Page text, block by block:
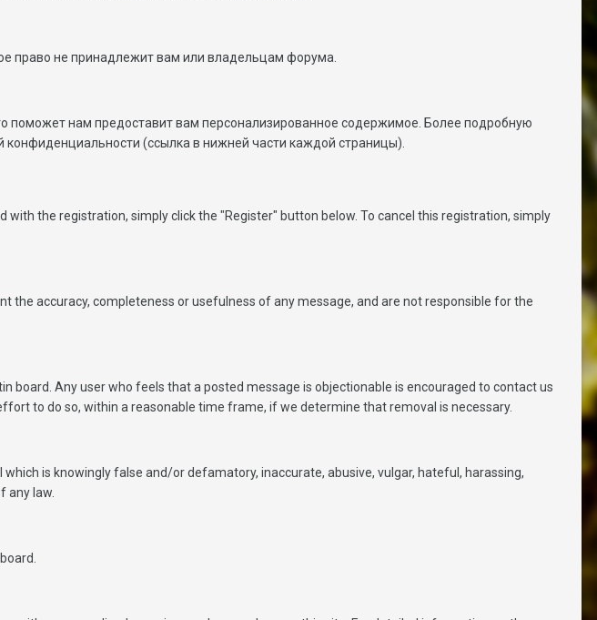
право не принадлежит вам или владельцам форума.
поможет нам предоставит вам персонализированное содержимое. Более подробную
(ссылка в нижней части каждой страницы).
the registration, simply click the "Register" button below. To cancel this registration, simply
accuracy, completeness or usefulness of any message, and are not responsible for the
Any user who feels that a posted message is objectionable is encouraged to contact us
to do so, within a reasonable time frame, if we determine that removal is necessary.
is knowingly false and/or defamatory, inaccurate, abusive, vulgar, hateful, harassing,
any law.